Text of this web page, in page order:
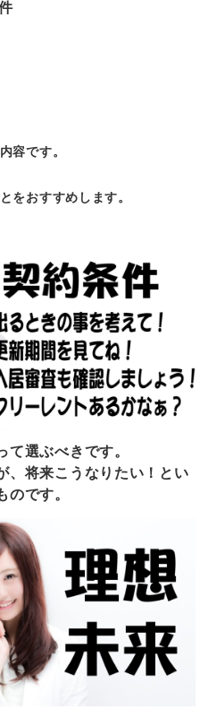
容です。
をおすすめします。
て選ぶべきです。
、将来こうなりたい！とい
のです。